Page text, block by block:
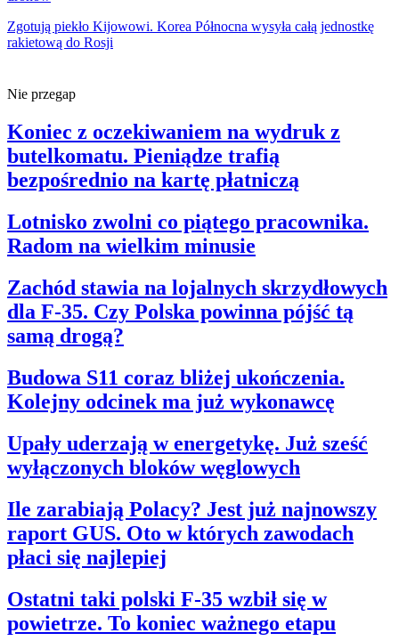
Zgotują piekło Kijowowi. Korea Północna wysyła całą jednostkę
rakietową do Rosji
Nie przegap
Koniec z oczekiwaniem na wydruk z
butelkomatu. Pieniądze trafią
bezpośrednio na kartę płatniczą
Lotnisko zwolni co piątego pracownika.
Radom na wielkim minusie
Zachód stawia na lojalnych skrzydłowych
dla F-35. Czy Polska powinna pójść tą
samą drogą?
Budowa S11 coraz bliżej ukończenia.
Kolejny odcinek ma już wykonawcę
Upały uderzają w energetykę. Już sześć
wyłączonych bloków węglowych
Ile zarabiają Polacy? Jest już najnowszy
raport GUS. Oto w których zawodach
płaci się najlepiej
Ostatni taki polski F-35 wzbił się w
powietrze. To koniec ważnego etapu